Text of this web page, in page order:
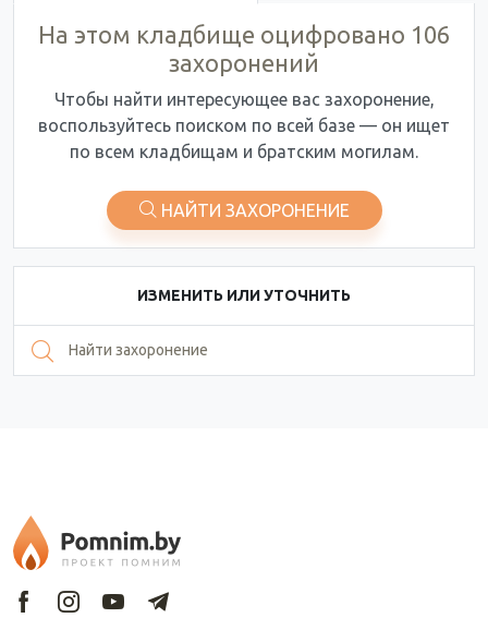
На этом кладбище оцифровано 106
захоронений
Чтобы найти интересующее вас захоронение,
воспользуйтесь поиском по всей базе — он ищет
по всем кладбищам и братским могилам.
НАЙТИ ЗАХОРОНЕНИЕ
ИЗМЕНИТЬ ИЛИ УТОЧНИТЬ
Найти захоронение